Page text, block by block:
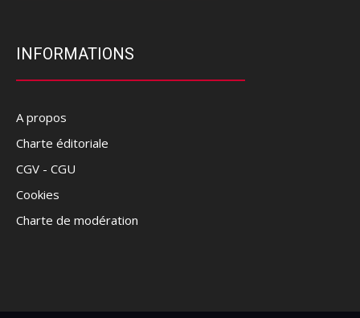
INFORMATIONS
A propos
Charte éditoriale
CGV - CGU
Cookies
Charte de modération